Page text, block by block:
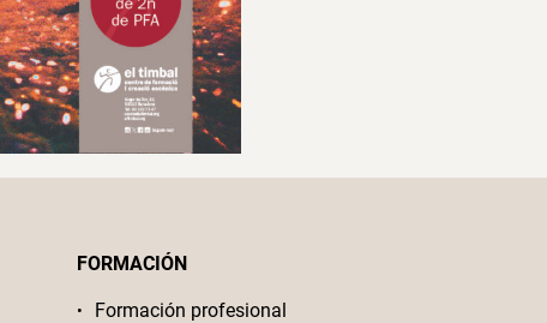
FORMACIÓN
Formación profesional